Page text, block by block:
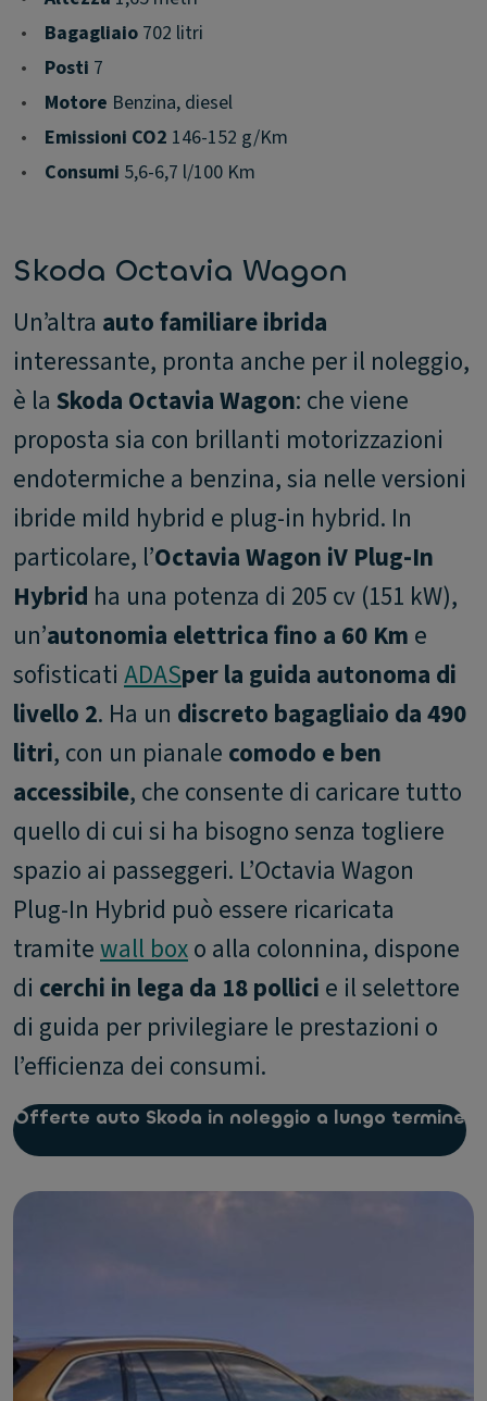
•
Bagagliaio 702 litri
•
Posti 7
•
Motore Benzina, diesel
•
Emissioni CO2 146-152 g/Km
•
Consumi 5,6-6,7 l/100 Km
Skoda Octavia Wagon
Un’altra auto familiare ibrida
interessante, pronta anche per il noleggio,
è la Skoda Octavia Wagon: che viene
proposta sia con brillanti motorizzazioni
endotermiche a benzina, sia nelle versioni
ibride mild hybrid e plug-in hybrid. In
particolare, l’Octavia Wagon iV Plug-In
Hybrid ha una potenza di 205 cv (151 kW),
un’autonomia elettrica fino a 60 Km e
sofisticati ADASper la guida autonoma di
livello 2. Ha un discreto bagagliaio da 490
litri, con un pianale comodo e ben
accessibile, che consente di caricare tutto
quello di cui si ha bisogno senza togliere
spazio ai passeggeri. L’Octavia Wagon
Plug-In Hybrid può essere ricaricata
tramitewall boxo alla colonnina, dispone
di cerchi in lega da 18 pollici e il selettore
di guida per privilegiare le prestazioni o
l’efficienza dei consumi.
Offerte auto Skoda in noleggio a lungo termine